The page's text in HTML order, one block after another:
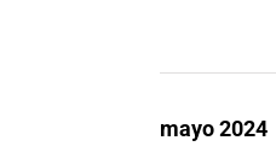
mayo 2024